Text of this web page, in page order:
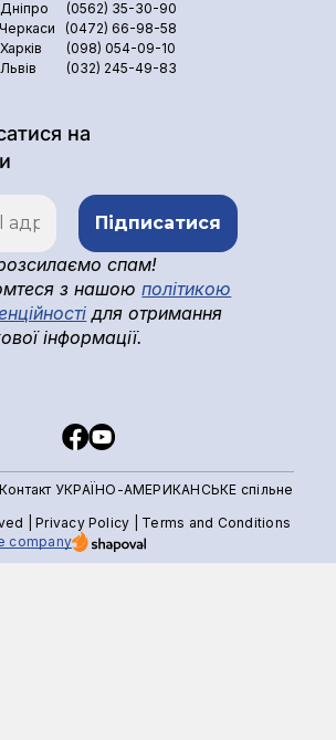
Дніпро
(0562) 35-30-90
Черкаси
(0472) 66-98-58
Харків
(098) 054-09-10
Львів
(032) 245-49-83
на
спам!
з нашоюполітикою
для отримання
інформації.
УКРАЇНО-АМЕРИКАНСЬКЕ спільне
|Privacy Policy
Terms and Conditions
company